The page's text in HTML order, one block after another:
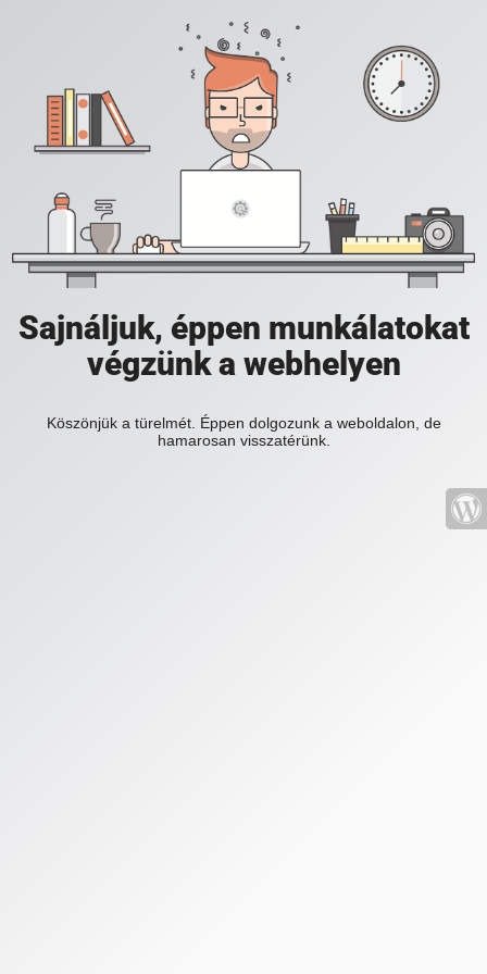
Sajnáljuk, éppen munkálatokat
végzünk a webhelyen
Köszönjük a türelmét. Éppen dolgozunk a weboldalon, de
hamarosan visszatérünk.